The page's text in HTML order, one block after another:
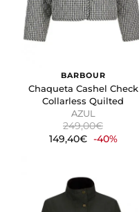
BARBOUR
Chaqueta Cashel Check
Collarless Quilted
AZUL
249,00€
149,40€ -40%